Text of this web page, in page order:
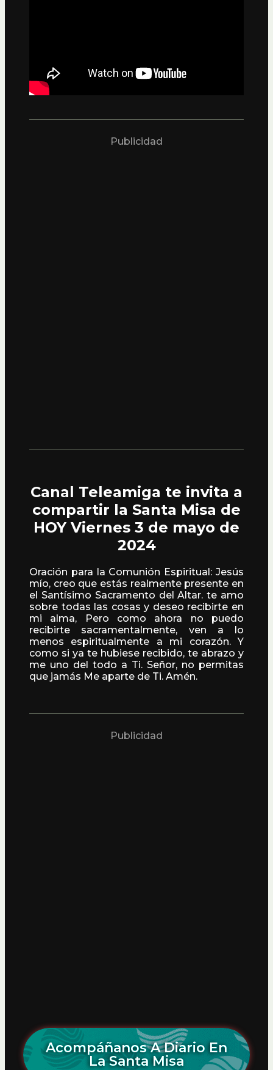
Publicidad
Canal Teleamiga te invita a
compartir la Santa Misa de
HOY Viernes 3 de mayo de
2024
Oración para la Comunión Espiritual: Jesús
mío, creo que estás realmente presente en
el Santísimo Sacramento del Altar. te amo
sobre todas las cosas y deseo recibirte en
mi alma, Pero como ahora no puedo
recibirte sacramentalmente, ven a lo
menos espiritualmente a mi corazón. Y
como si ya te hubiese recibido, te abrazo y
me uno del todo a Ti. Señor, no permitas
que jamás Me aparte de Ti. Amén.
Publicidad
Acompáñanos A Diario En
La Santa Misa